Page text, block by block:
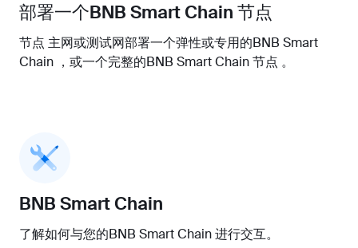
部署一个BNB Smart Chain 节点
节点 主网或测试网部署一个弹性或专用的BNB Smart
Chain ，或一个完整的BNB Smart Chain 节点 。
BNB Smart Chain
了解如何与您的BNB Smart Chain 进行交互。